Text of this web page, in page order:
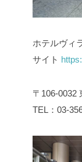
ホテルヴィ
サイト
〒106-0032
TEL：03-